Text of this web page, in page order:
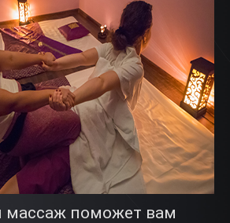
массаж поможет вам